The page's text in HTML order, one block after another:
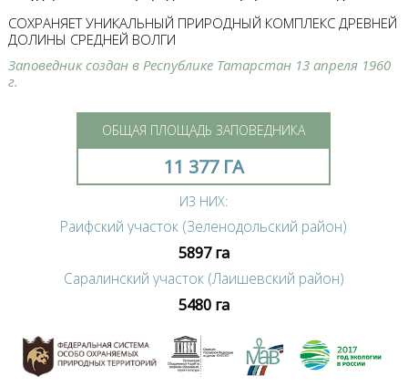
СОХРАНЯЕТ УНИКАЛЬНЫЙ ПРИРОДНЫЙ КОМПЛЕКС ДРЕВНЕЙ
ДОЛИНЫ СРЕДНЕЙ ВОЛГИ
Заповедник создан в Республике Татарстан 13 апреля 1960
г.
ОБЩАЯ ПЛОЩАДЬ ЗАПОВЕДНИКА
11 377 ГА
ИЗ НИХ:
Раифский участок (Зеленодольский район)
5897 га
Саралинский участок (Лаишевский район)
5480 га